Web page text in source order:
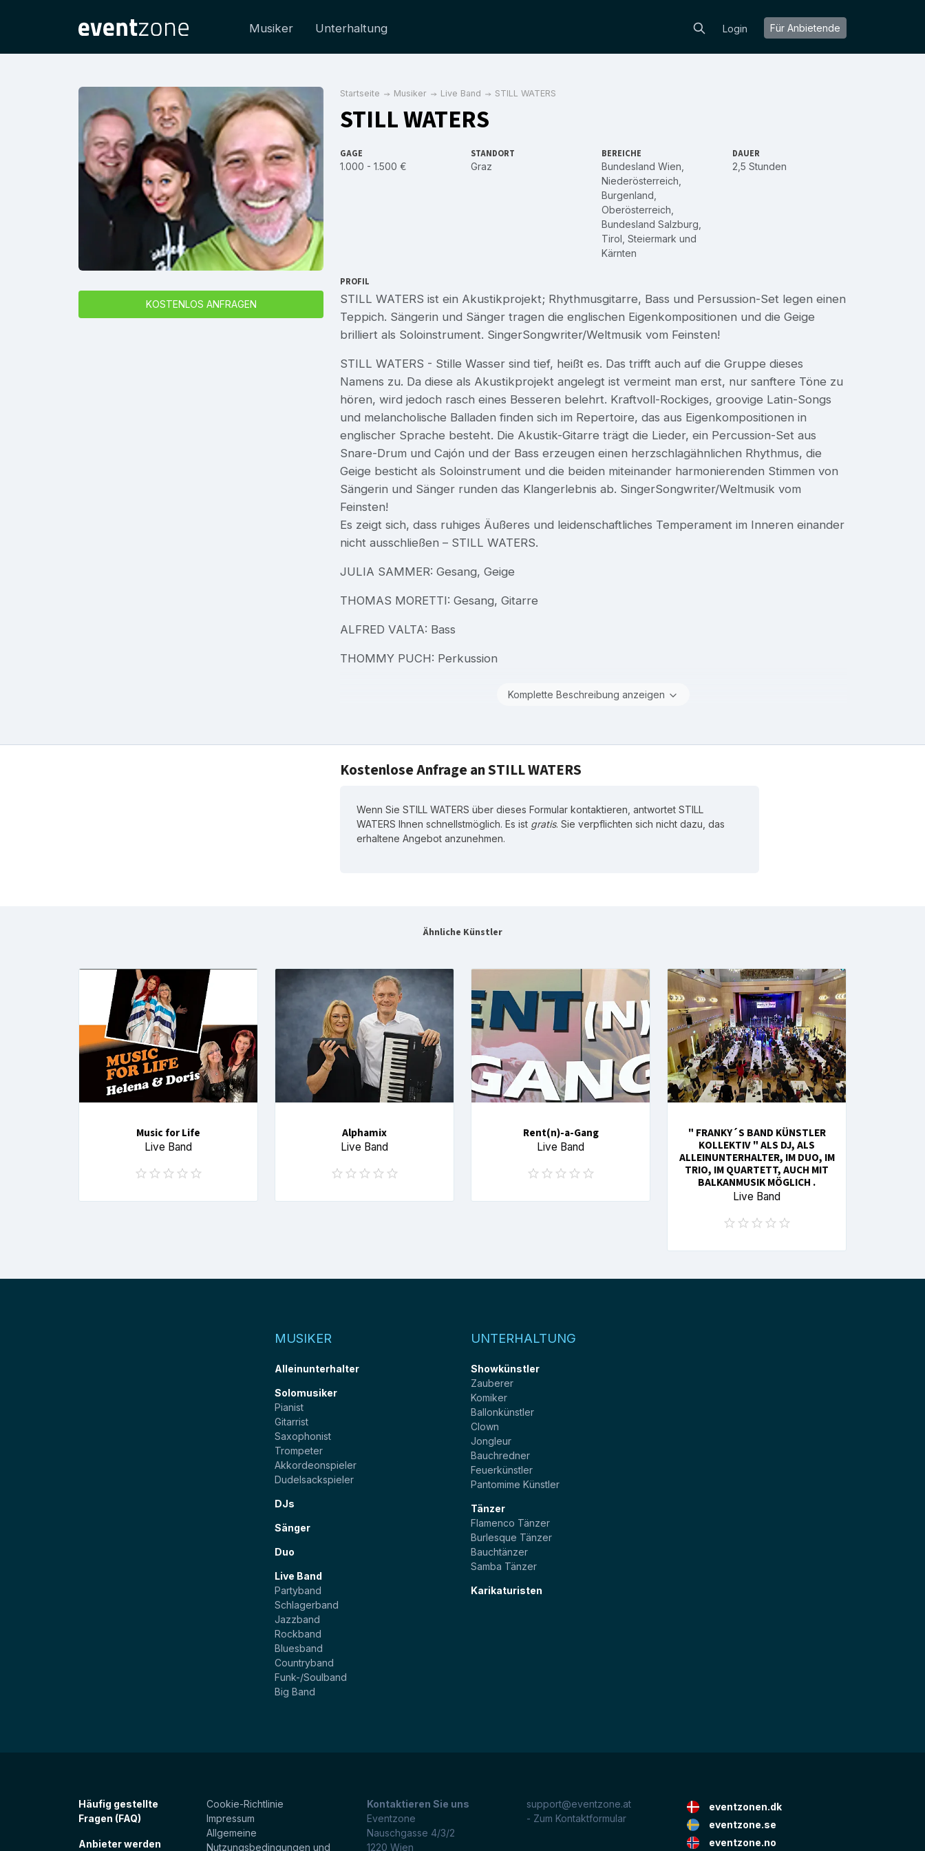
Musiker Unterhaltung Login Für Anbietende
KOSTENLOS ANFRAGEN
Startseite Musiker Live Band STILL WATERS
STILL WATERS
GAGE
1.000 - 1.500 €
STANDORT
Graz
BEREICHE
Bundesland Wien
Niederösterreich
Burgenland
Oberösterreich
Bundesland Salzburg
Tirol Steiermark und
Kärnten
DAUER
2,5 Stunden
PROFIL
STILL WATERS ist ein Akustikprojekt; Rhythmusgitarre, Bass und Persussion-Set legen einen
Teppich. Sängerin und Sänger tragen die englischen Eigenkompositionen und die Geige
brilliert als Soloinstrument. SingerSongwriter/Weltmusik vom Feinsten!
STILL WATERS - Stille Wasser sind tief, heißt es. Das trifft auch auf die Gruppe dieses
Namens zu. Da diese als Akustikprojekt angelegt ist vermeint man erst, nur sanftere Töne zu
hören, wird jedoch rasch eines Besseren belehrt. Kraftvoll-Rockiges, groovige Latin-Songs
und melancholische Balladen finden sich im Repertoire, das aus Eigenkompositionen in
englischer Sprache besteht. Die Akustik-Gitarre trägt die Lieder, ein Percussion-Set aus
Snare-Drum und Cajón und der Bass erzeugen einen herzschlagähnlichen Rhythmus, die
Geige besticht als Soloinstrument und die beiden miteinander harmonierenden Stimmen von
Sängerin und Sänger runden das Klangerlebnis ab. SingerSongwriter/Weltmusik vom
Feinsten!
Es zeigt sich, dass ruhiges Äußeres und leidenschaftliches Temperament im Inneren einander
nicht ausschließen – STILL WATERS.
JULIA SAMMER: Gesang, Geige
THOMAS MORETTI: Gesang, Gitarre
ALFRED VALTA: Bass
THOMMY PUCH: Perkussion
Komplette Beschreibung anzeigen
Kostenlose Anfrage an STILL WATERS
Wenn Sie STILL WATERS über dieses Formular kontaktieren, antwortet STILL
WATERS Ihnen schnellstmöglich. Es ist gratis. Sie verpflichten sich nicht dazu, das
erhaltene Angebot anzunehmen.
Ähnliche Künstler
Music for Life
Live Band
Alphamix
Live Band
Rent(n)-a-Gang
Live Band
" FRANKY´S BAND KÜNSTLER
KOLLEKTIV " ALS DJ, ALS
ALLEINUNTERHALTER, IM DUO, IM
TRIO, IM QUARTETT, AUCH MIT
BALKANMUSIK MÖGLICH .
Live Band
MUSIKER
Alleinunterhalter
Solomusiker
Pianist
Gitarrist
Saxophonist
Trompeter
Akkordeonspieler
Dudelsackspieler
DJs
Sänger
Duo
Live Band
Partyband
Schlagerband
Jazzband
Rockband
Bluesband
Countryband
Funk-/Soulband
Big Band
UNTERHALTUNG
Showkünstler
Zauberer
Komiker
Ballonkünstler
Clown
Jongleur
Bauchredner
Feuerkünstler
Pantomime Künstler
Tänzer
Flamenco Tänzer
Burlesque Tänzer
Bauchtänzer
Samba Tänzer
Karikaturisten
Häufig gestellte
Fragen (FAQ)
Anbieter werden
Cookie-Richtlinie
Impressum
Allgemeine
Nutzungsbedingungen und
Kontaktieren Sie uns
Eventzone
Nauschgasse 4/3/2
1220 Wien
support@eventzone.at
- Zum Kontaktformular
eventzonen.dk
eventzone.se
eventzone.no